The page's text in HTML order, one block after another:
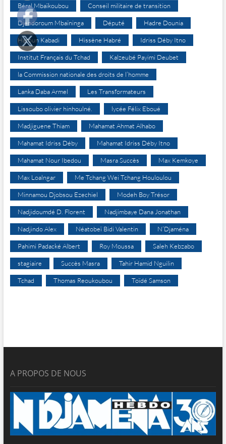
Béral Mbaïkoubou Conseil militaire de transition
Djéndoroum Mbaïninga Député Hadre Dounia
Haroun Kabadi Hissène Habré Idriss Déby Itno
Institut Français du Tchad Kalzeubé Payimi Deubet
la Commission nationale des droits de l’homme
Lanka Daba Armel Les Transformateurs
Lissoubo olivier hinhoulné. lycée Félix Eboué
Madjiguene Thiam Mahamat Ahmat Alhabo
Mahamat Idriss Déby Mahamat Idriss Déby Itno
Mahamat Nour Ibedou Masra Succès Max Kemkoye
Max Loalngar Me Tchang Wei Tchang Houloulou
Minnamou Djobsou Ezechiel Modeh Boy Trésor
Nadjidoumdé D. Florent Nadjimbaye Dana Jonathan
Nadjindo Alex Néatobeï Bidi Valentin N’Djaména
Pahimi Padacké Albert Roy Moussa Saleh Kebzabo
stagiaire Succès Masra Tahir Hamid Nguilin
Tchad Thomas Reoukoubou Toïdé Samson
A PROPOS DE NOUS